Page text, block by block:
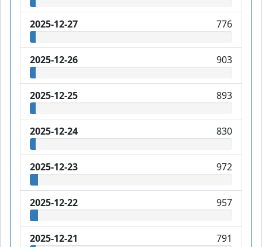
2025-12-27 776
2025-12-26 903
2025-12-25 893
2025-12-24 830
2025-12-23 972
2025-12-22 957
2025-12-21 791